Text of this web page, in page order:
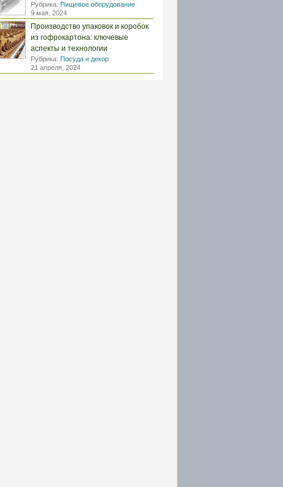
Рубрика: Пищевое оборудование
9 мая, 2024
Производство упаковок и коробок
из гофрокартона: ключевые
аспекты и технологии
Рубрика: Посуда и декор
21 апреля, 2024